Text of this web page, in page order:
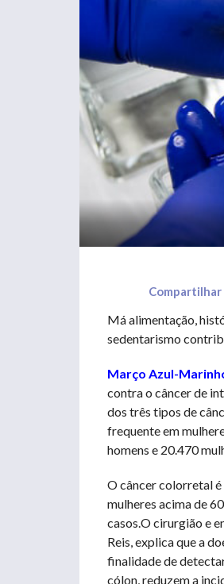
Compartilhar
Má alimentação,
sedentarismo
Março Azul-
contra o câncer de
dos três tipos de
frequente em
homens e 20.470
O câncer colorretal
mulheres acima de
casos.O cirurgião e
Reis, explica que a
finalidade de
cólon, reduzem a